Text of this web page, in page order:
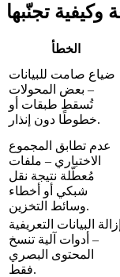
وكيفية تجنّبها
الخطأ
ضياع صامت للبيانات
– بعض المحولات
تُسقط طبقات أو
خطوطًا دون إنذار.
عدم تطابق المجموع
الاختباري – ملفات
مُعطّلة نتيجة نقل
شبكي أو أخطاء
وسائط التخزين.
إزالة البيانات التعريفية
– أدوات آلية تنسخ
المحتوى البصري
فقط.